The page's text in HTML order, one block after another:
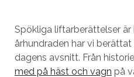
Spökliga liftarberättelser
århundraden har vi
dagens avsnitt. Från
med på häst och vagn på